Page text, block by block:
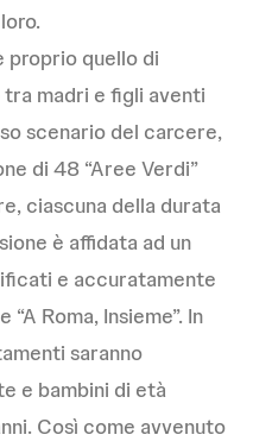
proprio quello di
madri e figli aventi
scenario del carcere,
di 48 “Aree Verdi”
ciascuna della durata
è affidata ad un
e accuratamente
Roma, Insieme”. In
saranno
e bambini di età
Così come avvenuto